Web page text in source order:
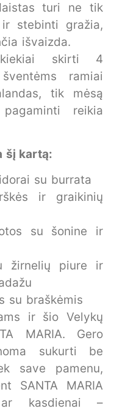
turi ne tik
stebinti gražia,
išvaizda.
kiekiai skirti 4
ramiai
tik mėsą
reikia
šį kartą:
su burrata
ir graikinių
su šonine ir
žirnelių piure ir
su braškėmis
ir šio Velykų
MARIA. Gero
sukurti be
save pamenu,
SANTA MARIA
ar kasdienai –